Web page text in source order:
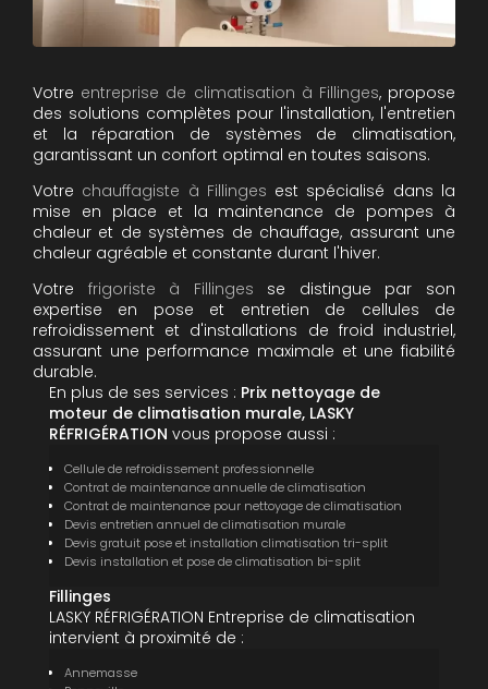
Votre entreprise de climatisation à Fillinges, propose
des solutions complètes pour l'installation, l'entretien
et la réparation de systèmes de climatisation,
garantissant un confort optimal en toutes saisons.
Votre chauffagiste à Fillinges est spécialisé dans la
mise en place et la maintenance de pompes à
chaleur et de systèmes de chauffage, assurant une
chaleur agréable et constante durant l'hiver.
Votre frigoriste à Fillinges se distingue par son
expertise en pose et entretien de cellules de
refroidissement et d'installations de froid industriel,
assurant une performance maximale et une fiabilité
durable.
En plus de ses services : Prix nettoyage de
moteur de climatisation murale, LASKY
RÉFRIGÉRATION vous propose aussi :
Cellule de refroidissement professionnelle
Contrat de maintenance annuelle de climatisation
Contrat de maintenance pour nettoyage de climatisation
Devis entretien annuel de climatisation murale
Devis gratuit pose et installation climatisation tri-split
Devis installation et pose de climatisation bi-split
Fillinges
LASKY RÉFRIGÉRATION Entreprise de climatisation
intervient à proximité de :
Annemasse